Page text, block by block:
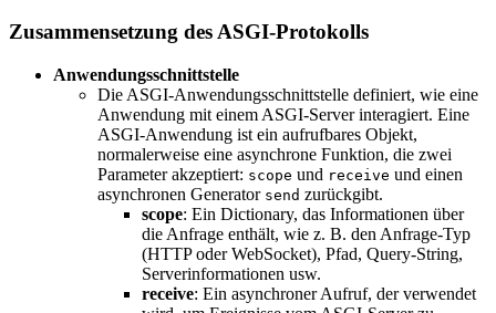
Zusammensetzung des ASGI-Protokolls
Anwendungsschnittstelle
Die ASGI-Anwendungsschnittstelle definiert, wie eine
Anwendung mit einem ASGI-Server interagiert. Eine
ASGI-Anwendung ist ein aufrufbares Objekt,
normalerweise eine asynchrone Funktion, die zwei
Parameter akzeptiert: scope und receive und einen
asynchronen Generator send zurückgibt.
scope: Ein Dictionary, das Informationen über
die Anfrage enthält, wie z. B. den Anfrage-Typ
(HTTP oder WebSocket), Pfad, Query-String,
Serverinformationen usw.
receive: Ein asynchroner Aufruf, der verwendet